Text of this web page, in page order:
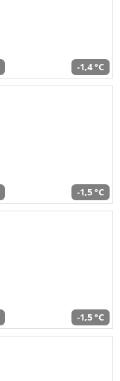
-1,4 °C
-1,5 °C
-1,5 °C